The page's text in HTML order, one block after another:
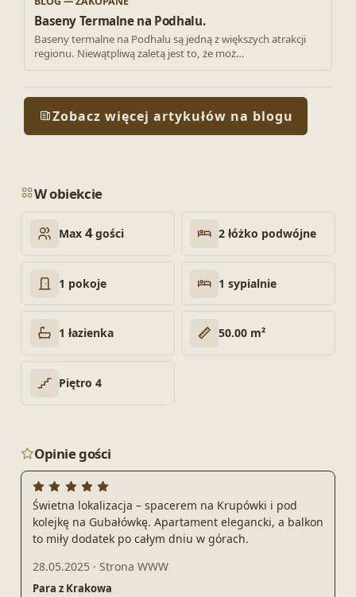
Baseny Termalne na Podhalu.
Baseny termalne na Podhalu są jedną z większych atrakcji
regionu. Niewątpliwą zaletą jest to, że moż…
Zobacz więcej artykułów na blogu
W obiekcie
Max 4gości 2 łóżko podwójne
1 pokoje 1 sypialnie
1 łazienka 50.00 m²
Piętro 4
Opinie gości
Świetna lokalizacja – spacerem na Krupówki i pod
kolejkę na Gubałówkę. Apartament elegancki, a balkon
to miły dodatek po całym dniu w górach.
28.05.2025 · Strona WWW
Para z Krakowa